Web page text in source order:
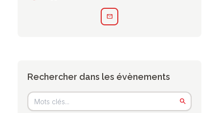
mail
Rechercher dans les évènements